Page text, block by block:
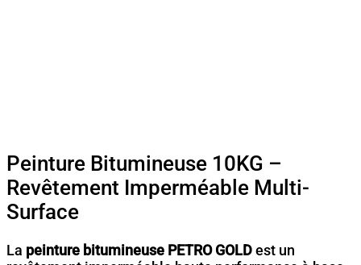
Peinture Bitumineuse 10KG –
Revêtement Imperméable Multi-
Surface
La peinture bitumineuse PETRO GOLDest un